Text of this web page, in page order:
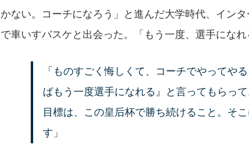
かない。コーチになろう」と進んだ大学時代、イン
で車いすバスケと出会った。「もう一度、選手になれ
「ものすごく悔しくて、コーチでやってや
ばもう一度選手になれる』と言ってもらっ
目標は、この皇后杯で勝ち続けること。そ
す」